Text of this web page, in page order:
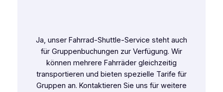
Ja, unser Fahrrad-Shuttle-Service steht auch
für Gruppenbuchungen zur Verfügung. Wir
können mehrere Fahrräder gleichzeitig
transportieren und bieten spezielle Tarife für
Gruppen an. Kontaktieren Sie uns für weitere